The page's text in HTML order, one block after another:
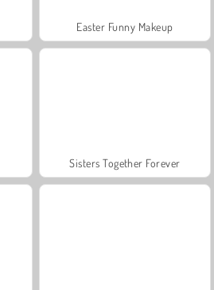
Easter Funny Makeup
Sisters Together Forever